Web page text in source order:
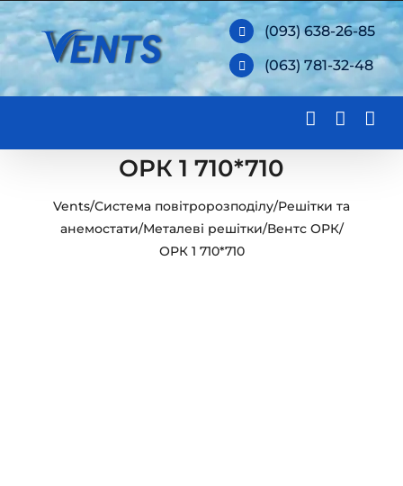
Skip
to
content
(093) 638-26-85
(063) 781-32-48
ОРК 1 710*710
Vents/Система повітророзподілу/Решітки та
анемостати/Металеві решітки/Вентс ОРК/
ОРК 1 710*710